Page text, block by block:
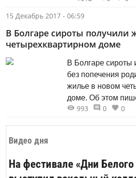
Видео дня
На фестивале «Дни
пленарном
«ВУЗПРОМЭКСПО-
Минобразования
Участниками
представители
сообщества,...
15 Декабрь 2017 - 06:59
В Болгаре сироты получили
четырехквартирном доме
В Болгаре сироты
без попечения
жилье в новом
доме. Об этом
«Новая жизнь».
использованием
993 0 0